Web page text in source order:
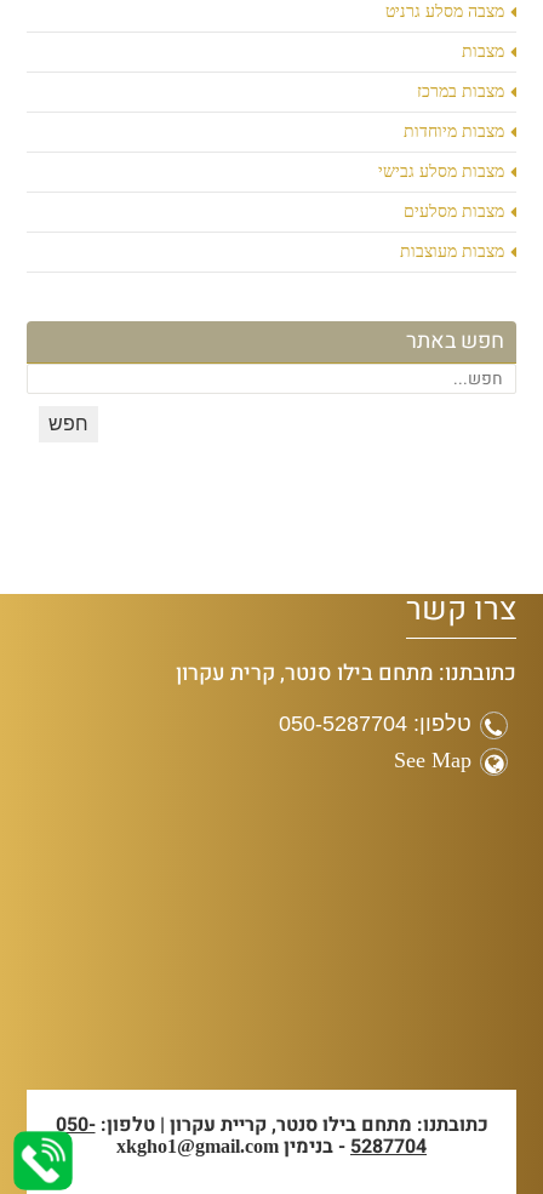
מצבה מסלע גרניט
מצבות
מצבות במרכז
מצבות מיוחדות
מצבות מסלע גבישי
מצבות מסלעים
מצבות מעוצבות
חפש באתר
צרו קשר
כתובתנו: מתחם בילו סנטר, קרית עקרון
טלפון: 050-5287704
See Map
כתובתנו: מתחם בילו סנטר, קריית עקרון | טלפון:050-
5287704- בנימין xkgho1@gmail.com